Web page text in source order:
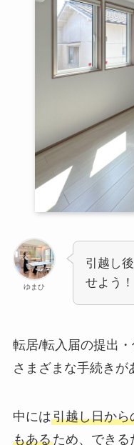
ゆまひ
引越し
せよう！
転居/転入届の提出
さまざまな手続きが
中には引越し日から
もあるため、できる